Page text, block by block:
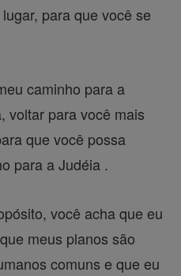
para que você se
caminho para a
voltar para você mais
que você possa
para a Judéia .
você acha que eu
meus planos são
comuns e que eu